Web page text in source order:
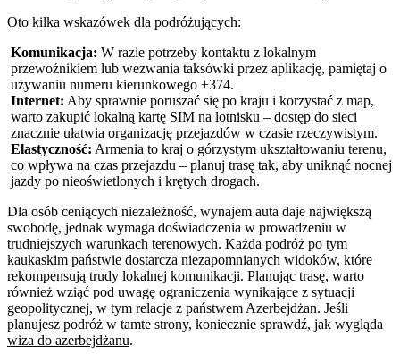
Oto kilka wskazówek dla podróżujących:
Komunikacja: W razie potrzeby kontaktu z lokalnym
przewoźnikiem lub wezwania taksówki przez aplikację, pamiętaj o
używaniu numeru kierunkowego +374.
Internet: Aby sprawnie poruszać się po kraju i korzystać z map,
warto zakupić lokalną kartę SIM na lotnisku – dostęp do sieci
znacznie ułatwia organizację przejazdów w czasie rzeczywistym.
Elastyczność: Armenia to kraj o górzystym ukształtowaniu terenu,
co wpływa na czas przejazdu – planuj trasę tak, aby uniknąć nocnej
jazdy po nieoświetlonych i krętych drogach.
Dla osób ceniących niezależność, wynajem auta daje największą
swobodę, jednak wymaga doświadczenia w prowadzeniu w
trudniejszych warunkach terenowych. Każda podróż po tym
kaukaskim państwie dostarcza niezapomnianych widoków, które
rekompensują trudy lokalnej komunikacji. Planując trasę, warto
również wziąć pod uwagę ograniczenia wynikające z sytuacji
geopolitycznej, w tym relacje z państwem Azerbejdżan. Jeśli
planujesz podróż w tamte strony, koniecznie sprawdź, jak wygląda
wiza do azerbejdżanu.